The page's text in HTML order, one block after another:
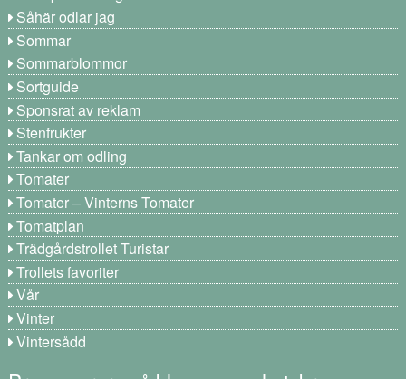
Såhär odlar jag
Sommar
Sommarblommor
Sortguide
Sponsrat av reklam
Stenfrukter
Tankar om odling
Tomater
Tomater – Vinterns Tomater
Tomatplan
Trädgårdstrollet Turistar
Trollets favoriter
Vår
Vinter
Vintersådd